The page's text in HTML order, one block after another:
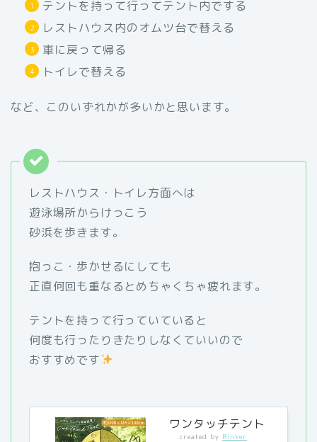
テントを持って行ってテント内でする
レストハウス内のオムツ台で替える
車に戻って帰る
トイレで替える
など、このいずれかが多いかと思います。
レストハウス・トイレ方面へは
遊泳場所からけっこう
砂浜を歩きます。
抱っこ・歩かせるにしても
正直何回も重なるとめちゃくちゃ疲れます。
テントを持って行っていていると
何度も行ったりきたりしなくていいので
おすすめです
ワンタッチテント
created by Rinker